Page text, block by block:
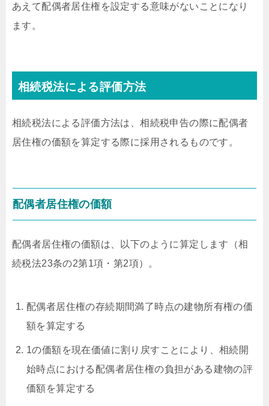
あえて配偶者居住権を設定する意味がないことになり
ます。
相続税法による評価方法
相続税法による評価方法は、相続税申告の際に配偶者
居住権の価額を算定する際に採用されるものです。
配偶者居住権の価額
配偶者居住権の価額は、以下のように算定します（相
続税法23条の2第1項・第2項）。
配偶者居住権の存続期間満了時点の建物所有権の価
額を算定する
1の価額を現在価値に割り戻すことにより、相続開
始時点における配偶者居住権の負担がある建物の評
価額を算定する